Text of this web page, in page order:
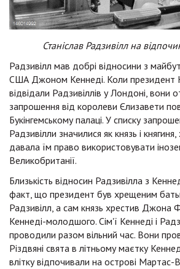
Станіслав Радзивілл на
Радзивілл мав добрі відносини з
США Джоном Кеннеді. Коли президент
відвідали Радзивіллів у Лондоні, вони
запрошення від королеви Єлизавети
Букінгемському палаці. У списку
Радзивілли значилися як князь і
давала їм право використовувати
Великобританії.
Близькість відносин Радзивілла з
факт, що президент був хрещеним
Радзивілл, а сам князь хрестив Джона
Кеннеді-молодшого. Сім'ї Кеннеді і
проводили разом вільний час. Вони
Різдвяні свята в літньому маєтку
влітку відпочивали на острові Мартас-